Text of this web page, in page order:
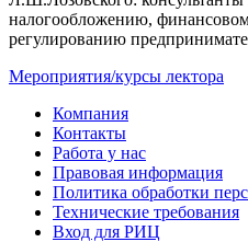
налогообложению,
регулированию
Мероприятия/курсы лектора
Компания
Контакты
Работа у нас
Правовая информация
Политика обработки
Технические требования
Вход для РИЦ